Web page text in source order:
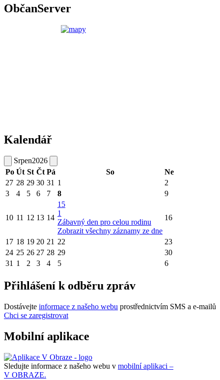
ObčanServer
Kalendář
Srpen2026
Po Út St Čt Pá So
Ne
27 28 29 30 31 1
2
3
4 5 6 7 8 9
10 11 12 13 14
15
1
Zábavný den pro celou rodinu
Zobrazit všechny záznamy ze dne
16
17 18 19 20 21 22
23
24 25 26 27 28 29
30
31 1 2 3 4 5 6
Přihlášení k odběru zpráv
Dostávejte informace z našeho webu prostřednictvím SMS a e-mailů
Chci se zaregistrovat
Mobilní aplikace
Sledujte informace z našeho webu v mobilní aplikaci –
V OBRAZE.